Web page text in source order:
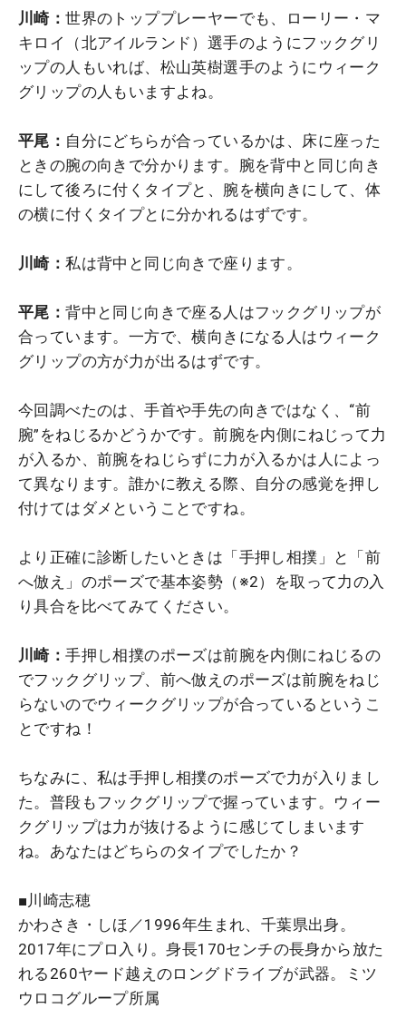
川崎：世界のトッププレーヤーでも、ローリー・マ
キロイ（北アイルランド）選手のようにフックグリ
ップの人もいれば、松山英樹選手のようにウィーク
グリップの人もいますよね。
平尾： 自分にどちらが合っているかは、床に座った
ときの腕の向きで分かります。腕を背中と同じ向き
にして後ろに付くタイプと、腕を横向きにして、体
の横に付くタイプとに分かれるはずです。
川崎：私は背中と同じ向きで座ります。
平尾：背中と同じ向きで座る人はフックグリップが
合っています。一方で、横向きになる人はウィーク
グリップの方が力が出るはずです。
今回調べたのは、手首や手先の向きではなく、“前
腕”をねじるかどうかです。前腕を内側にねじって力
が入るか、前腕をねじらずに力が入るかは人によっ
て異なります。誰かに教える際、自分の感覚を押し
付けてはダメということですね。
より正確に診断したいときは「手押し相撲」と「前
へ倣え」のポーズで基本姿勢（※2）を取って力の入
り具合を比べてみてください。
川崎：手押し相撲のポーズは前腕を内側にねじるの
でフックグリップ、前へ倣えのポーズは前腕をねじ
らないのでウィークグリップが合っているというこ
とですね！
ちなみに、 私は手押し相撲のポーズで力が入りまし
た。普段もフックグリップで握っています。ウィー
クグリップは力が抜けるように感じてしまいます
ね。 あなたはどちらのタイプでしたか？
■川崎志穂
かわさき・しほ／1996年生まれ、千葉県出身。
2017年にプロ入り。身長170センチの長身から放た
れる260ヤード越えのロングドライブが武器。ミツ
ウロコグループ所属